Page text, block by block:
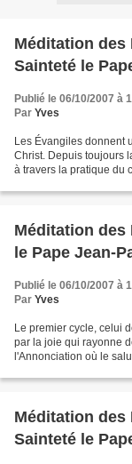
Méditation des
Sainteté le
Publié le 06/10/2007 à
Par Yves
Les Évangiles donnent
Christ. Depuis toujours
à travers la pratique du
Méditation des
le Pape Jean-
Publié le 06/10/2007 à
Par Yves
Le premier cycle, celui
par la joie qui rayonne
l'Annonciation où le
Méditation des
Sainteté le